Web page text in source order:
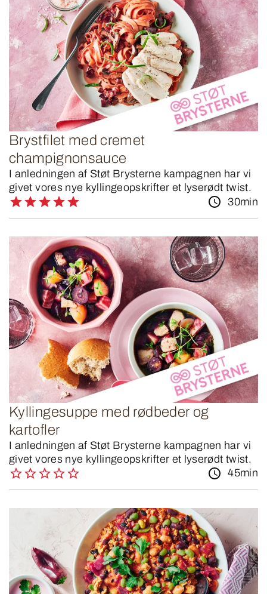
Brystfilet med cremet
champignonsauce
I anledningen af Støt Brysterne kampagnen har vi
givet vores nye kyllingeopskrifter et lyserødt twist.
30min
Kyllingesuppe med rødbeder og
kartofler
I anledningen af Støt Brysterne kampagnen har vi
givet vores nye kyllingeopskrifter et lyserødt twist.
45min